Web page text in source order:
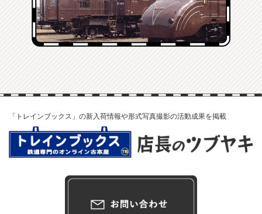
「トレインブックス」の新入荷情報や形式写真撮影の活動成果を掲載